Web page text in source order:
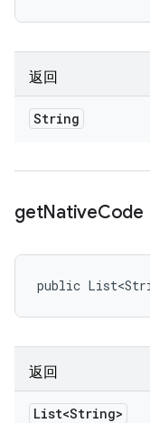
返回
String
getNativeCode
public
返回
List<String>